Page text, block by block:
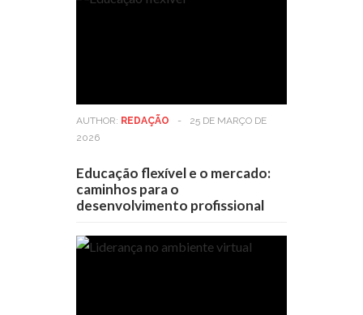
AUTHOR: REDAÇÃO -
25 DE MARÇO DE
2026
Educação flexível e o mercado:
caminhos para o
desenvolvimento profissional